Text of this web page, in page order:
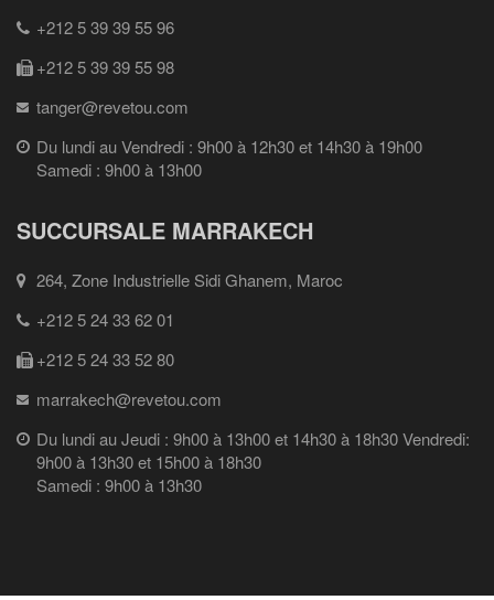
+212 5 39 39 55 96
+212 5 39 39 55 98
tanger@revetou.com
Du lundi au Vendredi : 9h00 à 12h30 et 14h30 à 19h00
Samedi : 9h00 à 13h00
SUCCURSALE MARRAKECH
264, Zone Industrielle Sidi Ghanem, Maroc
+212 5 24 33 62 01
+212 5 24 33 52 80
marrakech@revetou.com
Du lundi au Jeudi : 9h00 à 13h00 et 14h30 à 18h30 Vendredi:
9h00 à 13h30 et 15h00 à 18h30
Samedi : 9h00 à 13h30